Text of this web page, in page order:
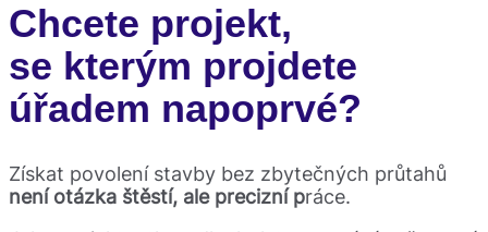
Chcete projekt,
se kterým projdete
úřadem napoprvé?
Získat povolení stavby bez zbytečných průtahů
není otázka štěstí, ale precizní práce.